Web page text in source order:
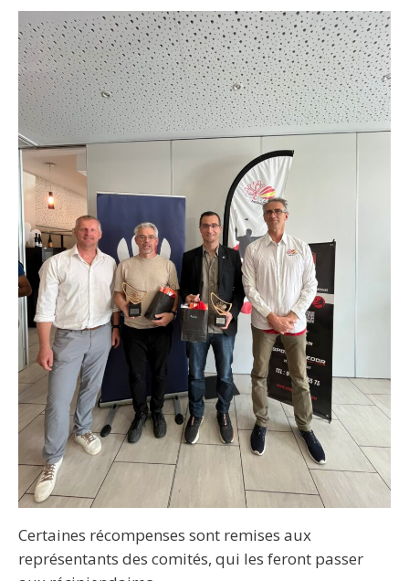
Certaines récompenses sont remises aux
représentants des comités, qui les feront passer